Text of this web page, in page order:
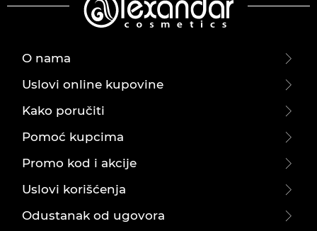
O nama
Uslovi online kupovine
Kako poručiti
Pomoć kupcima
Promo kod i akcije
Uslovi korišćenja
Odustanak od ugovora